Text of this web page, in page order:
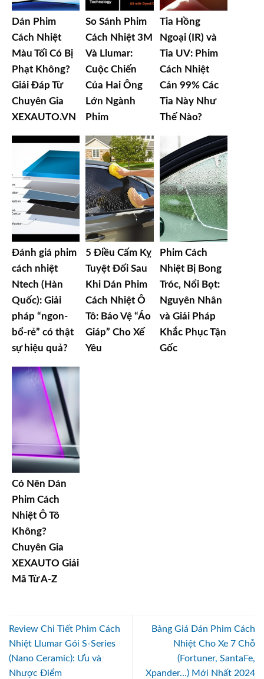
Dán Phim
Cách Nhiệt
Màu Tối Có Bị
Phạt Không?
Giải Đáp Từ
Chuyên Gia
XEXAUTO.VN
So Sánh Phim
Cách Nhiệt 3M
Và Llumar:
Cuộc Chiến
Của Hai Ông
Lớn Ngành
Phim
Tia Hồng
Ngoại (IR) và
Tia UV: Phim
Cách Nhiệt
Cản 99% Các
Tia Này Như
Thế Nào?
Đánh giá phim
cách nhiệt
Ntech (Hàn
Quốc): Giải
pháp “ngon-
bổ-rẻ” có thật
sự hiệu quả?
5 Điều Cấm Kỵ
Tuyệt Đối Sau
Khi Dán Phim
Cách Nhiệt Ô
Tô: Bảo Vệ “Áo
Giáp” Cho Xế
Yêu
Phim Cách
Nhiệt Bị Bong
Tróc, Nổi Bọt:
Nguyên Nhân
và Giải Pháp
Khắc Phục Tận
Gốc
Có Nên Dán
Phim Cách
Nhiệt Ô Tô
Không?
Chuyên Gia
XEXAUTO Giải
Mã Từ A-Z
Review Chi Tiết Phim Cách
Nhiệt Llumar Gói S-Series
(Nano Ceramic): Ưu và
Nhược Điểm
Bảng Giá Dán Phim Cách
Nhiệt Cho Xe 7 Chỗ
(Fortuner, SantaFe,
Xpander…) Mới Nhất 2024